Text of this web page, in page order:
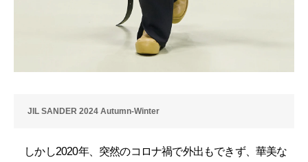
JIL SANDER 2024 Autumn-Winter
しかし2020年、突然のコロナ禍で外出もできず、華美な